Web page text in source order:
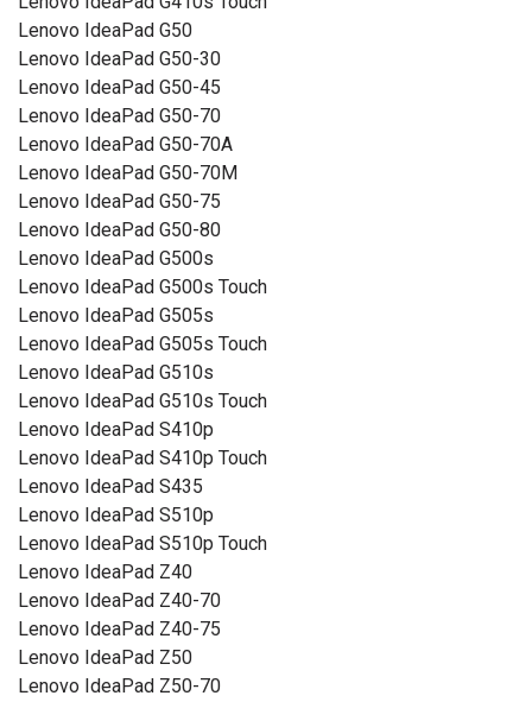
Lenovo IdeaPad G50
Lenovo IdeaPad G50-30
Lenovo IdeaPad G50-45
Lenovo IdeaPad G50-70
Lenovo IdeaPad G50-70A
Lenovo IdeaPad G50-70M
Lenovo IdeaPad G50-75
Lenovo IdeaPad G50-80
Lenovo IdeaPad G500s
Lenovo IdeaPad G500s Touch
Lenovo IdeaPad G505s
Lenovo IdeaPad G505s Touch
Lenovo IdeaPad G510s
Lenovo IdeaPad G510s Touch
Lenovo IdeaPad S410p
Lenovo IdeaPad S410p Touch
Lenovo IdeaPad S435
Lenovo IdeaPad S510p
Lenovo IdeaPad S510p Touch
Lenovo IdeaPad Z40
Lenovo IdeaPad Z40-70
Lenovo IdeaPad Z40-75
Lenovo IdeaPad Z50
Lenovo IdeaPad Z50-70